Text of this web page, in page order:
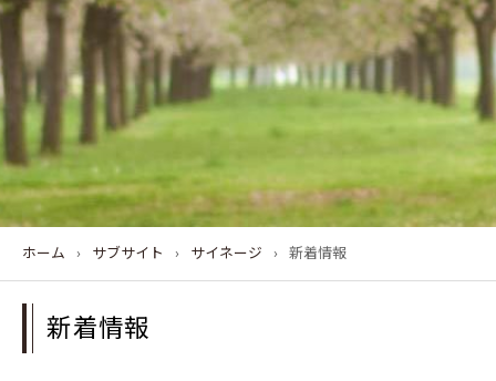
ホーム › サブサイト › サイネージ › 新着情報
新着情報